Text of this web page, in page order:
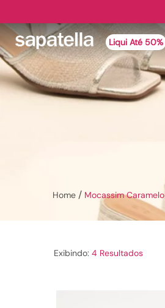
Liqui Até 50%
Mocassim Caramelo
4